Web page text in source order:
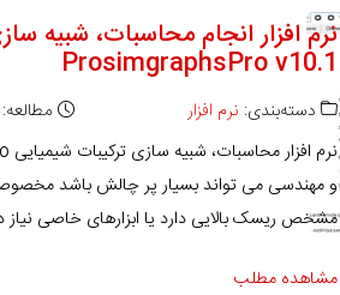
نرم افزار انجام محاسبات، شبیه
ProsimgraphsPro v10.1
دسته‌بندی: نرم افزار مطالعه:
و مهندسی می تواند بسیار پر چالش باشد
مشخص ریسک بالایی دارد یا ابزارهای خاصی نیاز
مشاهده مطلب